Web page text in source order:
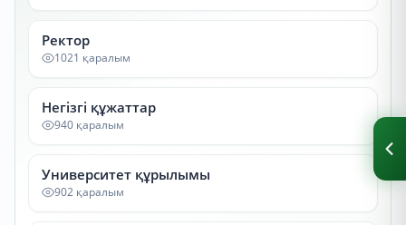
Ректор
1021 қаралым
Негізгі құжаттар
940 қаралым
Университет құрылымы
902 қаралым